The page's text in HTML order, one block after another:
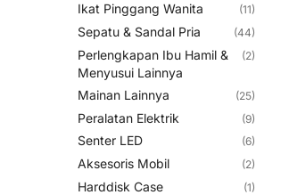
Ikat Pinggang Wanita (11)
Sepatu & Sandal Pria (44)
Perlengkapan Ibu Hamil &
Menyusui Lainnya
(2)
Mainan Lainnya (25)
Peralatan Elektrik (9)
Senter LED (6)
Aksesoris Mobil (2)
Harddisk Case (1)